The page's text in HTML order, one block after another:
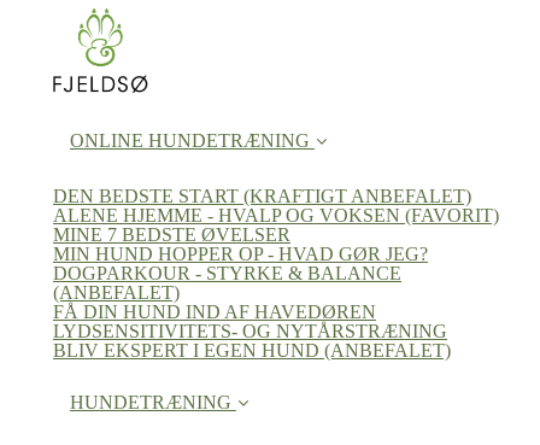
ONLINE HUNDETRÆNING
DEN BEDSTE START (KRAFTIGT ANBEFALET)
ALENE HJEMME - HVALP OG VOKSEN (FAVORIT)
MINE 7 BEDSTE ØVELSER
MIN HUND HOPPER OP - HVAD GØR JEG?
DOGPARKOUR - STYRKE & BALANCE
(ANBEFALET)
FÅ DIN HUND IND AF HAVEDØREN
LYDSENSITIVITETS- OG NYTÅRSTRÆNING
BLIV EKSPERT I EGEN HUND (ANBEFALET)
HUNDETRÆNING